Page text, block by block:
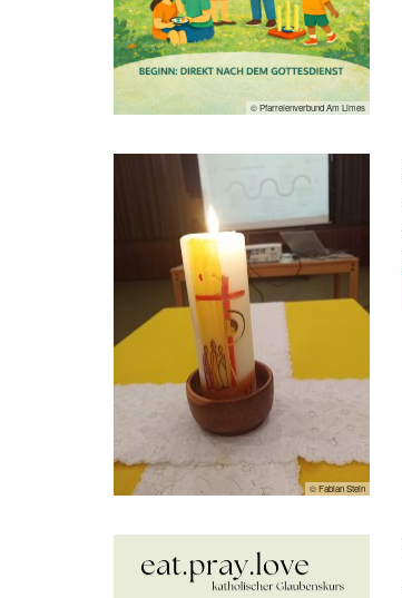
© Pfarreienverbund Am Limes
© Fabian Stein